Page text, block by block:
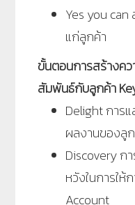
Yes you
แก่ลูกค้า
ขั้นตอนการสร้างค
สัมพันธ์กับลูกค้า
Delight การ
ผลงานของลู
Discovery ก
หวังในการใ
Account